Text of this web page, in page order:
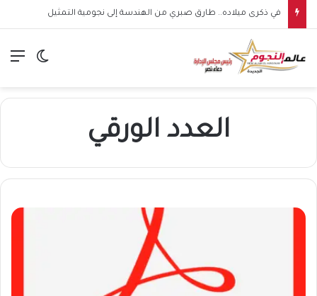
في ذكرى ميلاده.. طارق صبري من الهندسة إلى نجومية التمثيل
الوضع
العدد الورقي